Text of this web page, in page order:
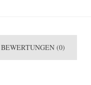
BEWERTUNGEN (0)